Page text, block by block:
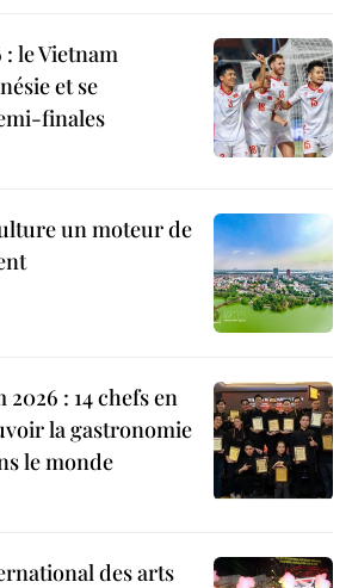
: le Vietnam
et se
finales
un moteur de
: 14 chefs en
la gastronomie
le monde
des arts